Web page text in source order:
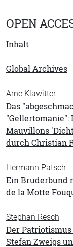
OPEN
Inhalt
Global Archives
Arne Klawitter
Das
"Gellertomanie":
Mauvillons
durch Christian
Hermann Patsch
Ein Bruderbund
de la Motte
Stephan Resch
Der
Stefan Zweigs